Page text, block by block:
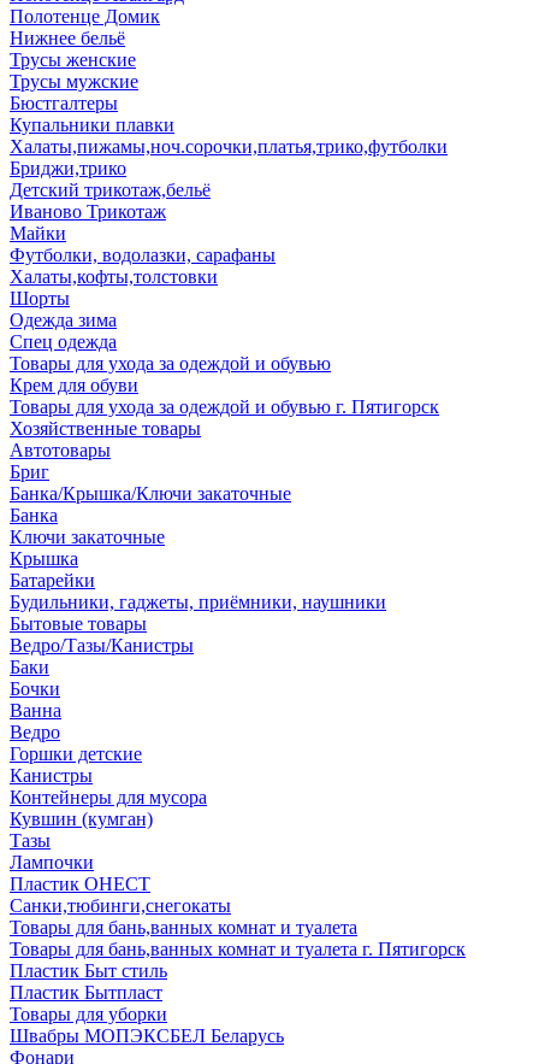
Полотенце Домик
Нижнее бельё
Трусы женские
Трусы мужские
Бюстгалтеры
Купальники плавки
Халаты,пижамы,ноч.сорочки,платья,трико,футболки
Бриджи,трико
Детский трикотаж,бельё
Иваново Трикотаж
Майки
Футболки, водолазки, сарафаны
Халаты,кофты,толстовки
Шорты
Одежда зима
Спец одежда
Товары для ухода за одеждой и обувью
Крем для обуви
Товары для ухода за одеждой и обувью г. Пятигорск
Хозяйственные товары
Автотовары
Бриг
Банка/Крышка/Ключи закаточные
Банка
Ключи закаточные
Крышка
Батарейки
Будильники, гаджеты, приёмники, наушники
Бытовые товары
Ведро/Тазы/Канистры
Баки
Бочки
Ванна
Ведро
Горшки детские
Канистры
Контейнеры для мусора
Кувшин (кумган)
Тазы
Лампочки
Пластик ОНЕСТ
Санки,тюбинги,снегокаты
Товары для бань,ванных комнат и туалета
Товары для бань,ванных комнат и туалета г. Пятигорск
Пластик Быт стиль
Пластик Бытпласт
Товары для уборки
Швабры МОПЭКСБЕЛ Беларусь
Фонари